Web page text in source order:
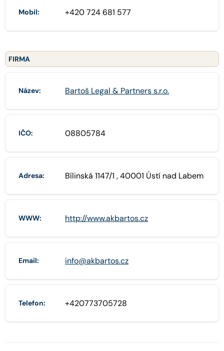
Mobil: +420 724 681 577
FIRMA
Název: Bartoš Legal & Partners s.r.o.
IČO: 08805784
Adresa: Bílinská 1147/1 , 40001 Ústí nad Labem
WWW: http://www.akbartos.cz
Email: info@akbartos.cz
Telefon: +420773705728